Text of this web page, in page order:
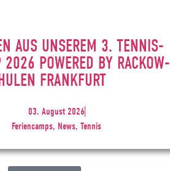
AUS UNSEREM 3. TENNIS-
2026 POWERED BY RACKOW-
FRANKFURT
03. August 2026
Feriencamps, News, Tennis